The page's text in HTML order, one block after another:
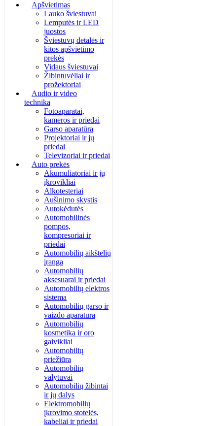
Apšvietimas
Lauko šviestuvai
Lemputės ir LED
juostos
Šviestuvų detalės ir
kitos apšvietimo
prekės
Vidaus šviestuvai
Žibintuvėliai ir
prožektoriai
Audio ir video
technika
Fotoaparatai,
kameros ir priedai
Garso aparatūra
Projektoriai ir jų
priedai
Televizoriai ir priedai
Auto prekės
Akumuliatoriai ir jų
įkrovikliai
Alkotesteriai
Aušinimo skystis
Autokėdutės
Automobilinės
pompos,
kompresoriai ir
priedai
Automobilių aikštelių
įranga
Automobilių
aksesuarai ir priedai
Automobilių elektros
sistema
Automobilių garso ir
vaizdo aparatūra
Automobilių
kosmetika ir oro
gaivikliai
Automobilių
priežiūra
Automobilių
valytuvai
Automobilių žibintai
ir jų dalys
Elektromobilių
įkrovimo stotelės,
kabeliai ir priedai